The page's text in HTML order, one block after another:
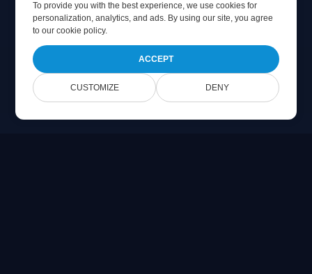
To provide you with the best experience, we use cookies for
personalization, analytics, and ads. By using our site, you agree
toour cookie policy.
ACCEPT
CUSTOMIZE DENY